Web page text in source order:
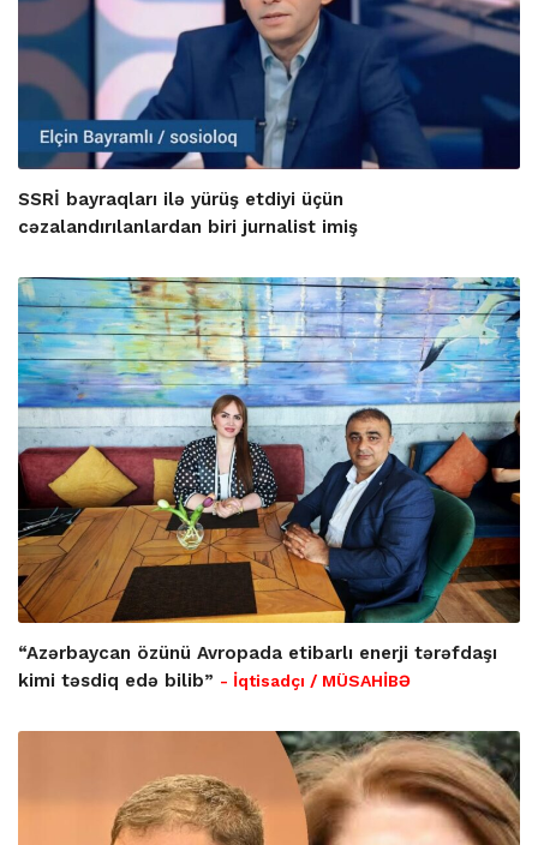
SSRİ bayraqları ilə yürüş etdiyi üçün
cəzalandırılanlardan biri jurnalist imiş
“Azərbaycan özünü Avropada etibarlı enerji tərəfdaşı
kimi təsdiq edə bilib” - İqtisadçı / MÜSAHİBƏ